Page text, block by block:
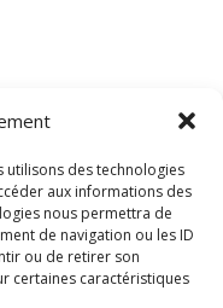
utilisons des technologies
aux informations des
nous permettra de
de navigation ou les ID
ou de retirer son
certaines caractéristiques